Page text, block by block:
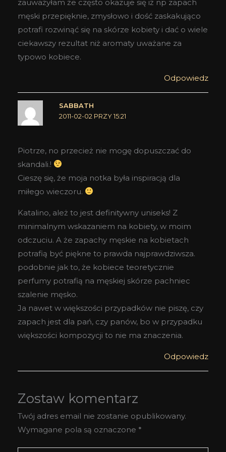
zauważyłam że często okazuje się iż np zapach
męski przepięknie, zmysłowo i dość zaskakująco
potrafi rozwinąć się na skórze kobiety i dać o wiele
ciekawszy rezultat niż aromaty uważane za
typowo kobiece.
Odpowiedz
SABBATH
2011-02-02 PRZY 15:21
Piotrze, no przecież nie mogę dopuszczać do
skandali.!
Cieszę się, że moja notka była inspiracją dla
miłego wieczoru.
Katalino, ależ to jest definitywny uniseks! Z
minimalnym wskazaniem na kobiety, w moim
odczuciu. A że zapachy męskie na kobietach
potrafią być piękne to prawda najprawdziwsza.
podobnie jak to, że kobiece teoretycznie
perfumy potrafią na męskiej skórze pachniec
szalenie męsko.
Ja nawet w większości przypadków nie piszę, czy
zapach jest dla pań, czy panów, bo w przypadku
większości kompozycji to nie ma znaczenia.
Odpowiedz
Zostaw komentarz
Twój adres email nie zostanie opublikowany.
Wymagane pola są oznaczone *